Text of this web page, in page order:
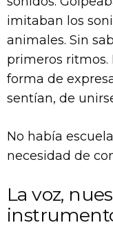
imitaban los
animales. Sin
primeros ritmos.
forma de
sentían, de
No había
necesidad de
La voz,